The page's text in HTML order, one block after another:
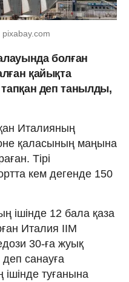
pixabay.com
болған
қайықта
деп танылды,
Италияның
қаласының маңына
Тірі
кем дегенде 150
ішінде 12 бала қаза
Италия ІІМ
30-ға жуық
санауға
туғанына